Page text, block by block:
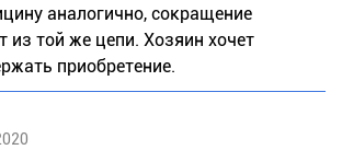
аналогично, сокращение
той же цепи. Хозяин хочет
приобретение.